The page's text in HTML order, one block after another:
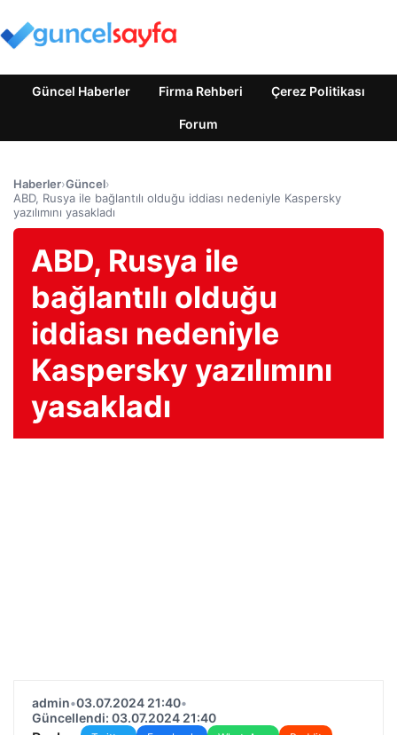
Güncel Haberler Firma Rehberi Çerez Politikası
Forum
Haberler›Güncel›
ABD, Rusya ile bağlantılı olduğu iddiası nedeniyle Kaspersky
yazılımını yasakladı
ABD, Rusya ile
bağlantılı olduğu
iddiası nedeniyle
Kaspersky yazılımını
yasakladı
admin•03.07.2024 21:40•
Güncellendi: 03.07.2024 21:40